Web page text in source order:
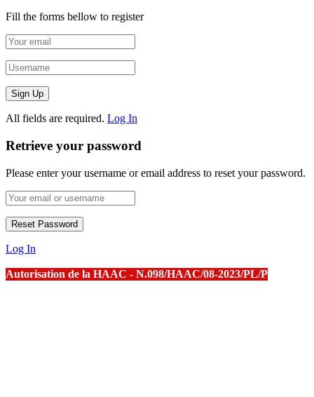
Fill the forms bellow to register
All fields are required. Log In
Retrieve your password
Please enter your username or email address to reset your password.
Log In
Autorisation de la HAAC - N.098/HAAC/08-2023/PL/P